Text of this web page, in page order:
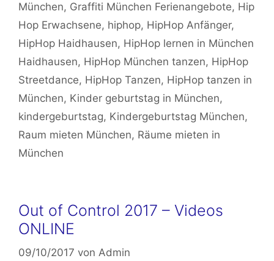
München, Graffiti München Ferienangebote, Hip
Hop Erwachsene, hiphop, HipHop Anfänger,
HipHop Haidhausen, HipHop lernen in München
Haidhausen, HipHop München tanzen, HipHop
Streetdance, HipHop Tanzen, HipHop tanzen in
München, Kinder geburtstag in München,
kindergeburtstag, Kindergeburtstag München,
Raum mieten München, Räume mieten in
München
Out of Control 2017 – Videos
ONLINE
09/10/2017 von Admin